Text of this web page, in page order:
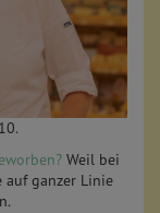
Weil bei
auf ganzer Linie